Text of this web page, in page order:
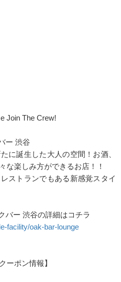
Join The Crew!
ー 渋谷
に誕生した大人の空間！お酒、
な楽しみ方ができるお店！！
ストランでもある新感覚スタイ
バー 渋谷の詳細はコチラ
facility/oak-bar-lounge
ーポン情報】